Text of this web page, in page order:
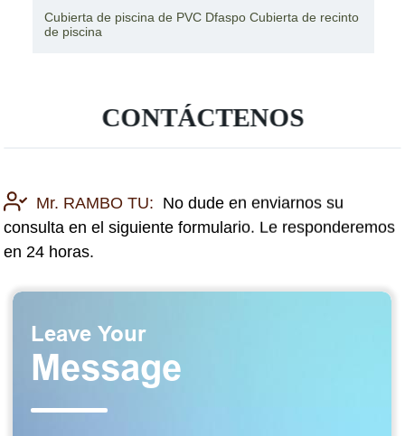
Cubierta de barco/cubierta de yate/cubierta de
RV/cubierta de almacenamiento
CONTÁCTENOS
Mr. RAMBO TU: No dude en enviarnos su
consulta en el siguiente formulario. Le responderemos
en 24 horas.